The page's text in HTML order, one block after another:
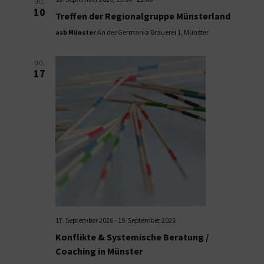
DO.
10 Treffen der Regionalgruppe Münsterland
asb MünsterAn der Germania Brauerei 1, Münster
DO.
17
17. September 2026- 19. September 2026
Konflikte & Systemische Beratung /
Coaching in Münster